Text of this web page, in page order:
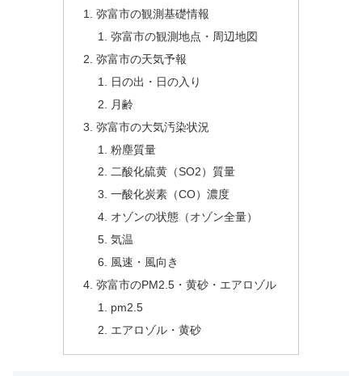
弥富市の観測基礎情報
弥富市の観測地点・周辺地図
弥富市の天気予報
日の出・日の入り
月齢
弥富市の大気汚染状況
粉塵質量
二酸化硫黄（SO2）質量
一酸化炭素（CO）濃度
オゾンの状態（オゾン全量）
気温
風速・風向き
弥富市のPM2.5・黄砂・エアロゾル
pm2.5
エアロゾル・黄砂